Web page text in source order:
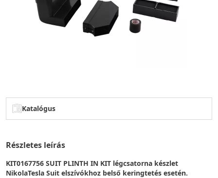
Katalógus
Részletes leírás
KIT0167756 SUIT PLINTH IN KIT légcsatorna készlet
NikolaTesla Suit elszívókhoz belső keringtetés esetén.